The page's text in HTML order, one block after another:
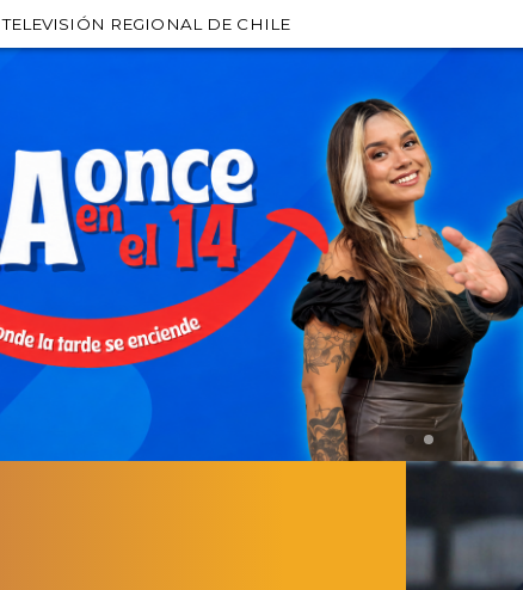
TELEVISIÓN REGIONAL DE CHILE